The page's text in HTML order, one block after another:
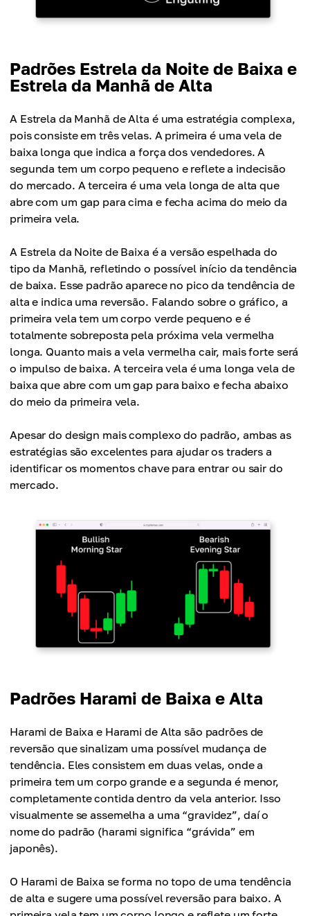
Padrões Estrela da Noite de Baixa e
Estrela da Manhã de Alta
A Estrela da Manhã de Alta é uma estratégia complexa,
pois consiste em três velas. A primeira é uma vela de
baixa longa que indica a força dos vendedores. A
segunda tem um corpo pequeno e reflete a indecisão
do mercado. A terceira é uma vela longa de alta que
abre com um gap para cima e fecha acima do meio da
primeira vela.
A Estrela da Noite de Baixa é a versão espelhada do
tipo da Manhã, refletindo o possível início da tendência
de baixa. Esse padrão aparece no pico da tendência de
alta e indica uma reversão. Falando sobre o gráfico, a
primeira vela tem um corpo verde pequeno e é
totalmente sobreposta pela próxima vela vermelha
longa. Quanto mais a vela vermelha cair, mais forte será
o impulso de baixa. A terceira vela é uma longa vela de
baixa que abre com um gap para baixo e fecha abaixo
do meio da primeira vela.
Apesar do design mais complexo do padrão, ambas as
estratégias são excelentes para ajudar os traders a
identificar os momentos chave para entrar ou sair do
mercado.
Padrões Harami de Baixa e Alta
Harami de Baixa e Harami de Alta são padrões de
reversão que sinalizam uma possível mudança de
tendência. Eles consistem em duas velas, onde a
primeira tem um corpo grande e a segunda é menor,
completamente contida dentro da vela anterior. Isso
visualmente se assemelha a uma “gravidez”, daí o
nome do padrão (harami significa “grávida” em
japonês).
O Harami de Baixa se forma no topo de uma tendência
de alta e sugere uma possível reversão para baixo. A